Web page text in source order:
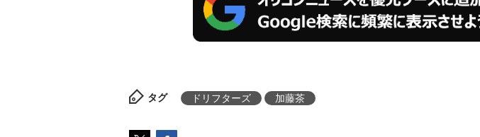
タグ ドリフターズ 加藤茶